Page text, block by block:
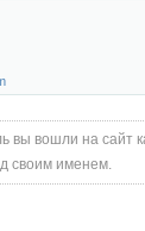
вы вошли на сайт
своим именем.